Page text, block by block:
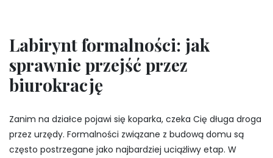
Labirynt formalności: jak
sprawnie przejść przez
biurokrację
Zanim na działce pojawi się koparka, czeka Cię długa droga
przez urzędy. Formalności związane z budową domu są
często postrzegane jako najbardziej uciążliwy etap. W